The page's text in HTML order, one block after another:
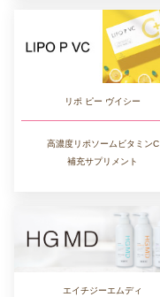
リポ ピー ヴイシー
高濃度リポソームビタミンC
補充サプリメント
エイチジーエムディ